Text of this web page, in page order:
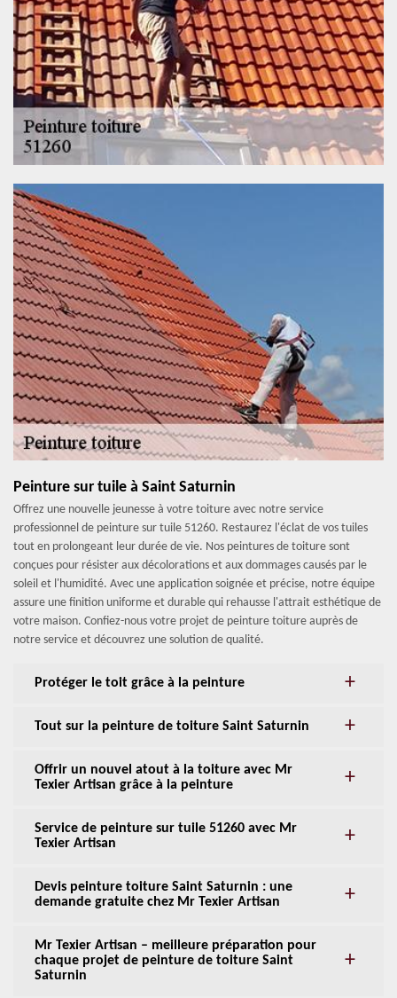
Peinture sur tuile à Saint Saturnin
Offrez une nouvelle jeunesse à votre toiture avec notre service
professionnel de peinture sur tuile 51260. Restaurez l'éclat de vos tuiles
tout en prolongeant leur durée de vie. Nos peintures de toiture sont
conçues pour résister aux décolorations et aux dommages causés par le
soleil et l'humidité. Avec une application soignée et précise, notre équipe
assure une finition uniforme et durable qui rehausse l'attrait esthétique de
votre maison. Confiez-nous votre projet de peinture toiture auprès de
notre service et découvrez une solution de qualité.
Protéger le toit grâce à la peinture
Tout sur la peinture de toiture Saint Saturnin
Offrir un nouvel atout à la toiture avec Mr
Texier Artisan grâce à la peinture
Service de peinture sur tuile 51260 avec Mr
Texier Artisan
Devis peinture toiture Saint Saturnin : une
demande gratuite chez Mr Texier Artisan
Mr Texier Artisan – meilleure préparation pour
chaque projet de peinture de toiture Saint
Saturnin